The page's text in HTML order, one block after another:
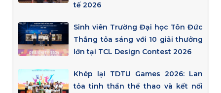
tế 2026
Sinh viên Trường Đại học Tôn Đức
Thắng tỏa sáng với 10 giải thưởng
lớn tại TCL Design Contest 2026
Khép lại TDTU Games 2026: Lan
tỏa tinh thần thể thao và kết nối